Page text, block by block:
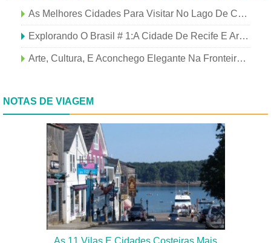
As Melhores Cidades Para Visitar No Lago De Como, Itália - E Dicas Obrigatórias!
Explorando O Brasil # 1:A Cidade De Recife E Arredores
Arte, Cultura, E Aconchego Elegante Na Fronteira Entre NY E Connecticut
NOTAS DE VIAGEM
As 11 Vilas E Cidades Costeiras Mais